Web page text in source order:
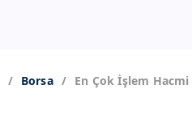
Borsa En Çok İşlem